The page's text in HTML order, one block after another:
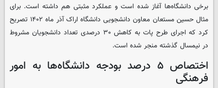
برخی دانشگاه‌ها آغاز شده است و عملکرد مثبتی هم داشته است. برای
مثال حسین مستعان معاون دانشجویی دانشگاه اراک آذر ماه ۱۴۰۲ تصریح
کرد که اجرای طرح پات به کاهش ۳۰ درصدی تعداد دانشجویان مشروط
در نیمسال گذشته منجر شده است.
اختصاص ۵ درصد بودجه دانشگاه‌ها به امور
فرهنگی